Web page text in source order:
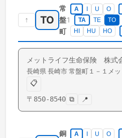
↑ TO
常
盤
町
1
A I U O
TA
TE TO
HI
HU HO
メットライフ生命保険 株式
長崎県 長崎市 常盤町 １－１メ
📋
〒 850-8540 ⧉ 📍
銅
A I U O